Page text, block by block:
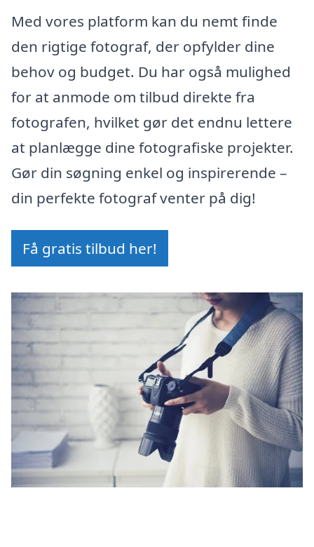
Med vores platform kan du nemt finde
den rigtige fotograf, der opfylder dine
behov og budget. Du har også mulighed
for at anmode om tilbud direkte fra
fotografen, hvilket gør det endnu lettere
at planlægge dine fotografiske projekter.
Gør din søgning enkel og inspirerende –
din perfekte fotograf venter på dig!
Få gratis tilbud her!